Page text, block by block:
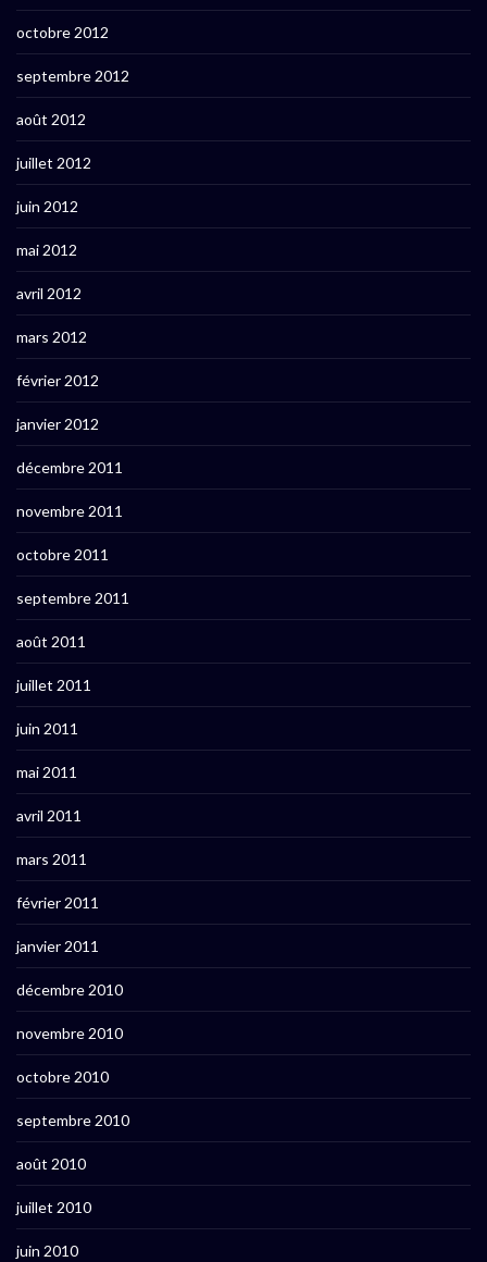
octobre 2012
septembre 2012
août 2012
juillet 2012
juin 2012
mai 2012
avril 2012
mars 2012
février 2012
janvier 2012
décembre 2011
novembre 2011
octobre 2011
septembre 2011
août 2011
juillet 2011
juin 2011
mai 2011
avril 2011
mars 2011
février 2011
janvier 2011
décembre 2010
novembre 2010
octobre 2010
septembre 2010
août 2010
juillet 2010
juin 2010